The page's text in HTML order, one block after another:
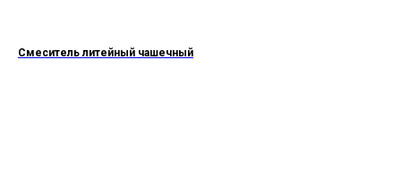
Смеситель литейный чашечный